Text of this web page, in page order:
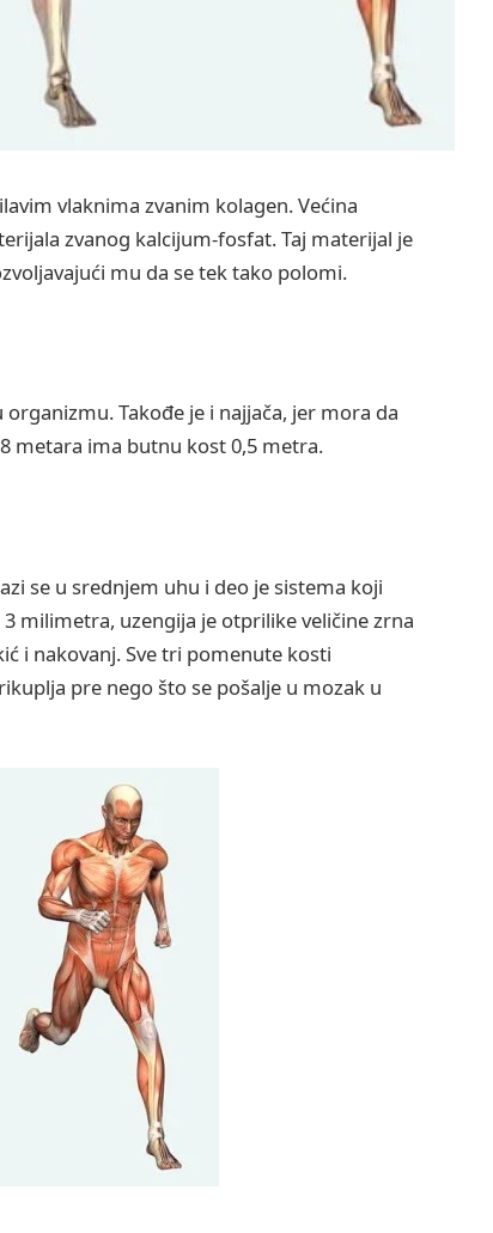
vlaknima zvanim kolagen. Većina
zvanog kalcijum-fosfat. Taj materijal je
mu da se tek tako polomi.
Takođe je i najjača, jer mora da
metara ima butnu kost 0,5 metra.
se u srednjem uhu i deo je sistema koji
milimetra, uzengija je otprilike veličine zrna
i nakovanj. Sve tri pomenute kosti
pre nego što se pošalje u mozak u